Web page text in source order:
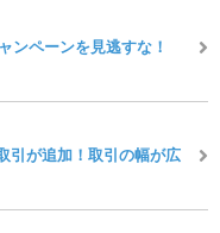
ンペーンを見逃すな！
引が追加！取引の幅が広